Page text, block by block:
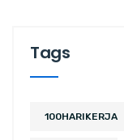
Tags
100HARIKERJA